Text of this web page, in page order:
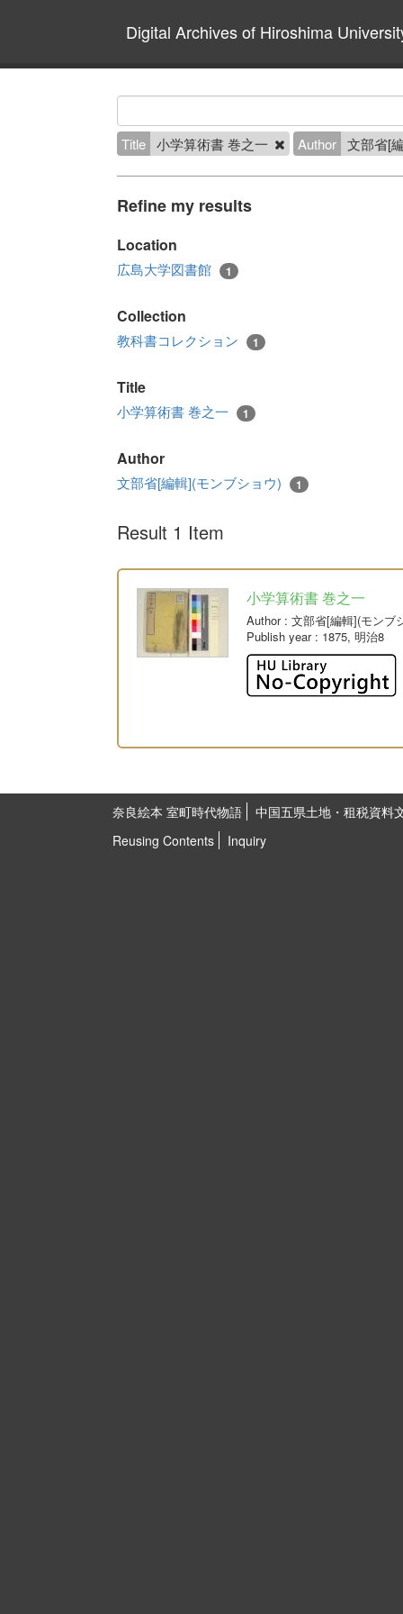
Digital Archives of Hiroshima
Title 小学算術書 巻之一 Author 文部省[
Refine my results
Location
広島大学図書館 1
Collection
教科書コレクション 1
Title
小学算術書 巻之一 1
Author
文部省[編輯](モンブショウ) 1
Result 1 Item
小学算術書 巻之一
Author: 文部省[編輯](モンブ
Publish year: 1875, 明治8
奈良絵本 室町時代物語
中国五県土地・租税資料
Reusing Contents
Inquiry